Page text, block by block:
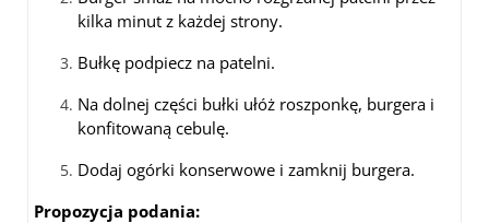
kilka minut z każdej strony.
Bułkę podpiecz na patelni.
Na dolnej części bułki ułóż roszponkę, burgera i
konfitowaną cebulę.
Dodaj ogórki konserwowe i zamknij burgera.
Propozycja podania: